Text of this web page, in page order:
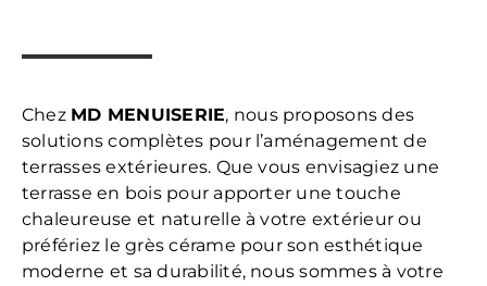
Chez MD MENUISERIE, nous proposons des
solutions complètes pour l’aménagement de
terrasses extérieures. Que vous envisagiez une
terrasse en bois pour apporter une touche
chaleureuse et naturelle à votre extérieur ou
préfériez le grès cérame pour son esthétique
moderne et sa durabilité, nous sommes à votre